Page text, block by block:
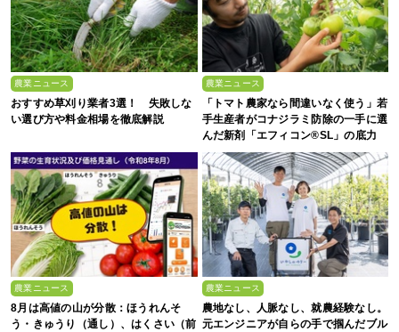
農業ニュース
おすすめ草刈り業者3選！ 失敗しな
い選び方や料金相場を徹底解説
農業ニュース
「トマト農家なら間違いなく使う」若
手生産者がコナジラミ防除の一手に選
んだ新剤「エフィコン®SL」の底力
農業ニュース
8月は高値の山が分散：ほうれんそ
う・きゅうり（通し）、はくさい（前
農業ニュース
農地なし、人脈なし、就農経験なし。
元エンジニアが自らの手で掴んだブル